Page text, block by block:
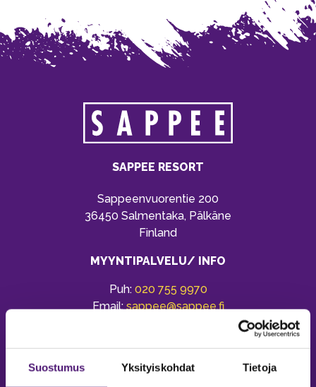
Suostumus Yksityiskohdat Tietoja
SAPPEE RESORT
Sappeenvuorentie 200
36450 Salmentaka, Pälkäne
Finland
MYYNTIPALVELU/ INFO
Puh: 020 755 9970
Email:sappee@sappee.fi